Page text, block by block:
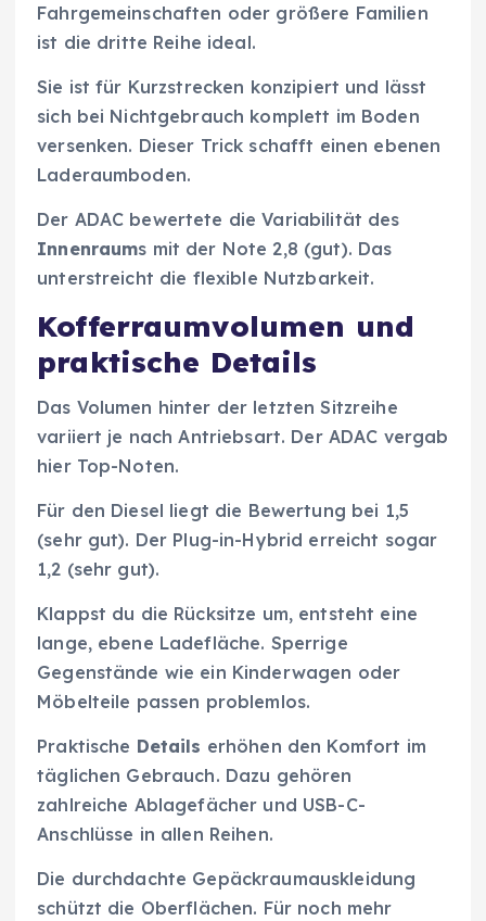
Fahrgemeinschaften oder größere Familien
ist die dritte Reihe ideal.
Sie ist für Kurzstrecken konzipiert und lässt
sich bei Nichtgebrauch komplett im Boden
versenken. Dieser Trick schafft einen ebenen
Laderaumboden.
Der ADAC bewertete die Variabilität des
Innenraums mit der Note 2,8 (gut). Das
unterstreicht die flexible Nutzbarkeit.
Kofferraumvolumen und
praktische Details
Das Volumen hinter der letzten Sitzreihe
variiert je nach Antriebsart. Der ADAC vergab
hier Top-Noten.
Für den Diesel liegt die Bewertung bei 1,5
(sehr gut). Der Plug-in-Hybrid erreicht sogar
1,2 (sehr gut).
Klappst du die Rücksitze um, entsteht eine
lange, ebene Ladefläche. Sperrige
Gegenstände wie ein Kinderwagen oder
Möbelteile passen problemlos.
Praktische Details erhöhen den Komfort im
täglichen Gebrauch. Dazu gehören
zahlreiche Ablagefächer und USB-C-
Anschlüsse in allen Reihen.
Die durchdachte Gepäckraumauskleidung
schützt die Oberflächen. Für noch mehr